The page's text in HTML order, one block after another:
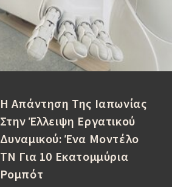
Η Απάντηση Της Ιαπωνίας
Στην Έλλειψη Εργατικού
Δυναμικού: Ένα Μοντέλο
ΤΝ Για 10 Εκατομμύρια
Ρομπότ